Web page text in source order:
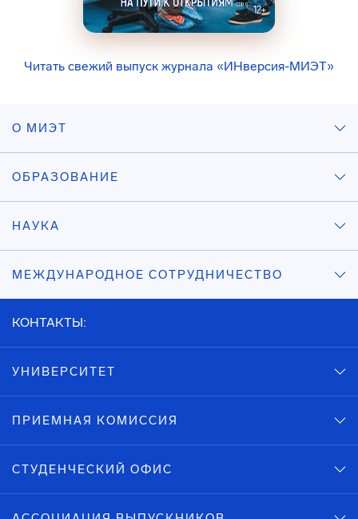
Читать свежий выпуск журнала «ИНверсия-МИЭТ»
О МИЭТ
ОБРАЗОВАНИЕ
НАУКА
МЕЖДУНАРОДНОЕ СОТРУДНИЧЕСТВО
КОНТАКТЫ:
УНИВЕРСИТЕТ
ПРИЕМНАЯ КОМИССИЯ
СТУДЕНЧЕСКИЙ ОФИС